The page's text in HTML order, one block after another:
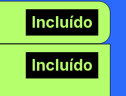
Incluído
Incluído